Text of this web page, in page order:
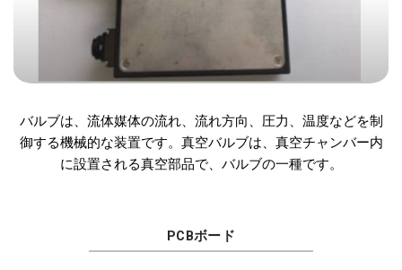
バルブは、流体媒体の流れ、流れ方向、圧力、温度などを制
御する機械的な装置です。真空バルブは、真空チャンバー内
に設置される真空部品で、バルブの一種です。
PCBボード